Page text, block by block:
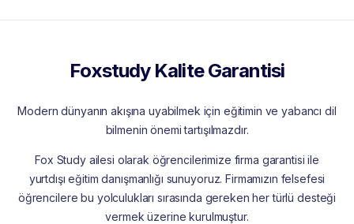
Foxstudy Kalite Garantisi
Modern dünyanın akışına uyabilmek için eğitimin ve yabancı dil
bilmenin önemi tartışılmazdır.
Fox Study ailesi olarak öğrencilerimize firma garantisi ile
yurtdışı eğitim danışmanlığı sunuyoruz. Firmamızın felsefesi
öğrencilere bu yolculukları sırasında gereken her türlü desteği
vermek üzerine kurulmuştur.